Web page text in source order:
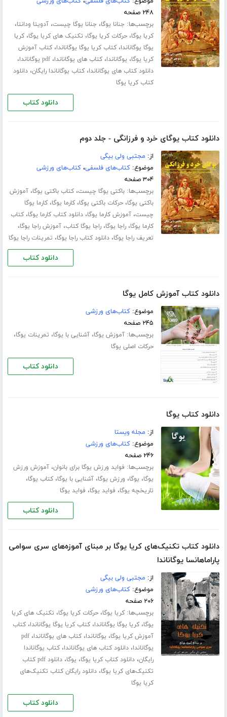
۲۴۸ صفحه
برچسب‌ها: جنانا یوگا، جنانا یوگا چیست،آدویتا ودانتا،
کریا یوگا،حرکات کریا یوگا، تکنیک های کریا یوگا،کریا
یوگا یوگاناندا،کتاب کریا یوگا یوگاناندا،کتاب آموزش
کریا یوگا، یوگاناندا،کتاب های یوگاناندا،pdf یوگاناندا ،
دانلود کتاب های یوگاناندا،کتاب یوگاناندا رایگان،دانلود
کتاب کریا یوگا
دانلود کتاب
دانلود کتاب یوگای خرد و فرزانگی - جلد دوم
از: مجتبی ولی بیگی
موضوع:کتاب‌های فلسفی،کتاب‌های ورزشی
۳۰۴ صفحه
برچسب‌ها:باکتی یوگا چیست،کتاب باکتی یوگا،آموزش
باکتی یوگا،حرکات باکتی یوگا،کارما یوگا،کارما یوگا
چیست،آموزش کارما یوگا،دانلود کتاب کارما یوگا،کتاب
کارما یوگا،راجا یوگا،راجا یوگا کتاب،آموزش راجا یوگا،
تعریف راجا یوگا،دانلود کتاب راجا یوگا، تمرینات راجا یوگا
دانلود کتاب
دانلود کتاب آموزش کامل یوگا
موضوع:کتاب‌های ورزشی
۲۴۵ صفحه
برچسب‌ها:آموزش یوگا،آشنایی با یوگا، تمرینات یوگا،
حرکات اصلی یوگا
دانلود کتاب
دانلود کتاب یوگا
از: مجله ویستا
موضوع:کتاب‌های ورزشی
۲۴۶ صفحه
برچسب‌ها: فواید ورزش یوگا برای بانوان،آموزش ورزش
یوگا، یوگا، ورزش یوگا،آشنایی با یوگا،کتاب یوگا،
تاریخچه یوگا، فواید یوگا، فواید یوگا
دانلود کتاب
دانلود کتاب تکنیک‌های کریا یوگا بر مبنای آموزه‌های سری سوامی
پاراماهانسا یوگاناندا
از: مجتبی ولی بیگی
موضوع:کتاب‌های ورزشی
۲۰۶ صفحه
برچسب‌ها:کریا یوگا،حرکات کریا یوگا، تکنیک های کریا
یوگا،کریا یوگا یوگاناندا،کتاب کریا یوگا یوگاناندا،کتاب
آموزش کریا یوگا، یوگاناندا،کتاب های یوگاناندا،pdf
یوگاناندا،دانلود کتاب های یوگاناندا،کتاب یوگاناندا
رایگان،دانلود کتاب کریا یوگا، یوگا،
دانلود pdf کتاب
تکنیک‌های کریا یوگا،دانلود رایگان کتاب تکنیک‌های
کریا یوگا
دانلود کتاب